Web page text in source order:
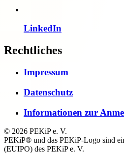
LinkedIn
Rechtliches
Impressum
Datenschutz
Informationen zur
© 2026 PEKiP e. V.
PEKiP® und das PEKiP-Logo sind
(EUIPO) des PEKiP e. V.